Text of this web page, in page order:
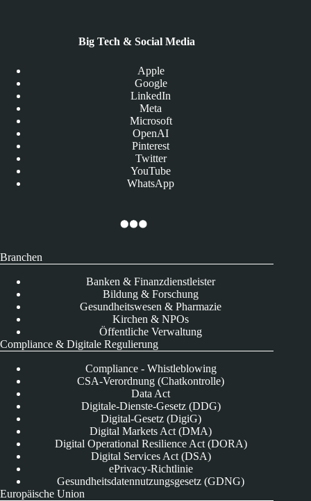
Big Tech & Social Media
Apple
Google
LinkedIn
Meta
Microsoft
OpenAI
Pinterest
Twitter
YouTube
WhatsApp
Branchen
Banken & Finanzdienstleister
Bildung & Forschung
Gesundheitswesen & Pharmazie
Kirchen & NPOs
Öffentliche Verwaltung
Compliance & Digitale Regulierung
Compliance - Whistleblowing
CSA-Verordnung (Chatkontrolle)
Data Act
Digitale-Dienste-Gesetz (DDG)
Digital-Gesetz (DigiG)
Digital Markets Act (DMA)
Digital Operational Resilience Act (DORA)
Digital Services Act (DSA)
ePrivacy-Richtlinie
Gesundheitsdatennutzungsgesetz (GDNG)
Europäische Union